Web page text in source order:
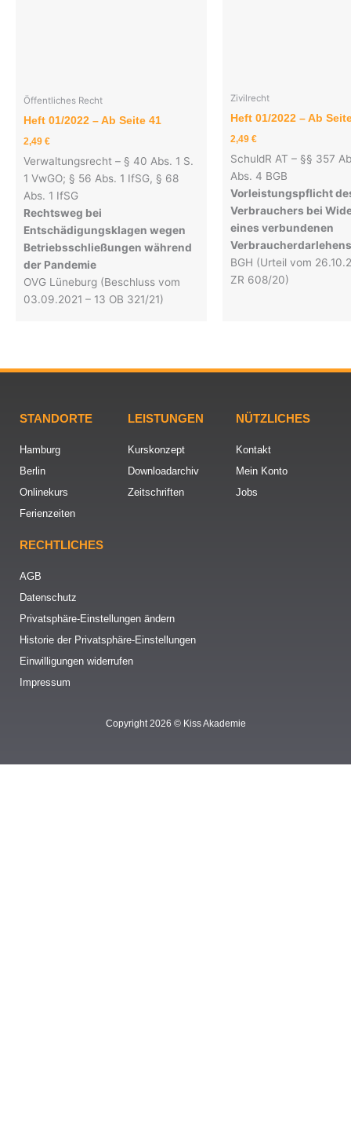
Öffentliches Recht
Heft 01/2022 – Ab Seite 41
2,49 €
Verwaltungsrecht – § 40 Abs. 1 S.
1 VwGO; § 56 Abs. 1 IfSG, § 68
Abs. 1 IfSG
Rechtsweg bei
Entschädigungsklagen wegen
Betriebsschließungen während
der Pandemie
OVG Lüneburg (Beschluss vom
03.09.2021 – 13 OB 321/21)
Zivilrecht
Heft 01/2022 – Ab
2,49 €
SchuldR AT – §§ 357
Abs. 4 BGB
Vorleistungspflicht
Verbrauchers bei
eines verbundenen
BGH (Urteil vom
ZR 608/20)
STANDORTE
Hamburg
Berlin
Onlinekurs
Ferienzeiten
LEISTUNGEN
Kurskonzept
Downloadarchiv
Zeitschriften
NÜTZLICHES
Kontakt
Mein Konto
Jobs
RECHTLICHES
AGB
Datenschutz
Privatsphäre-Einstellungen ändern
Historie der Privatsphäre-Einstellungen
Einwilligungen widerrufen
Impressum
Copyright 2026 © Kiss Akademie